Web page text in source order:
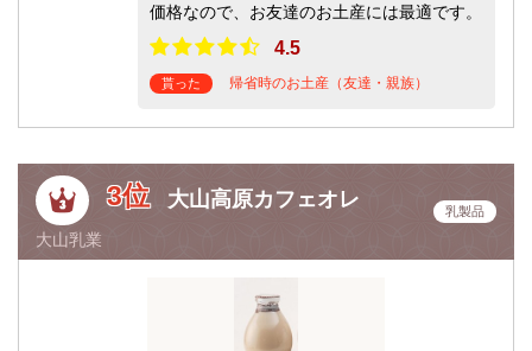
価格なので、お友達のお土産には最適です。
4.5
貰った 帰省時のお土産（友達・親族）
3位 大山高原カフェオレ
大山乳業
乳製品